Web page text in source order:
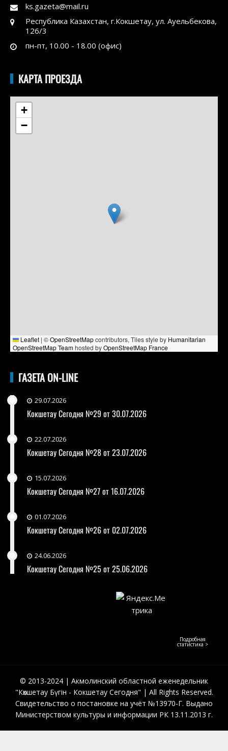
ks.gazeta@mail.ru
Республика Казахстан, г.Кокшетау, ул. Ауельбекова,
126/3
пн-пт, 10.00 - 18.00 (офис)
КАРТА ПРОЕЗДА
+
−
Leaflet | ©OpenStreetMapcontributors, Tiles style by Humanitarian
OpenStreetMap Teamhosted byOpenStreetMap France
ГАЗЕТА ON-LINE
29.07.2026
Кокшетау Сегодня №29 от 30.07.2026
22.07.2026
Кокшетау Сегодня №28 от 23.07.2026
15.07.2026
Кокшетау Сегодня №27 от 16.07.2026
01.07.2026
Кокшетау Сегодня №26 от 02.07.2026
24.06.2026
Кокшетау Сегодня №25 от 25.06.2026
Подробная
статистика >
© 2013-2024 | Акмолинский областной еженедельник
"Көкшетау Бүгін - Кокшетау Сегодня" | All Rights Reserved.
Свидетельство о постановке на учёт №13970-Г. Выдано
Министерством культуры и информации РК 13.11.2013 г.